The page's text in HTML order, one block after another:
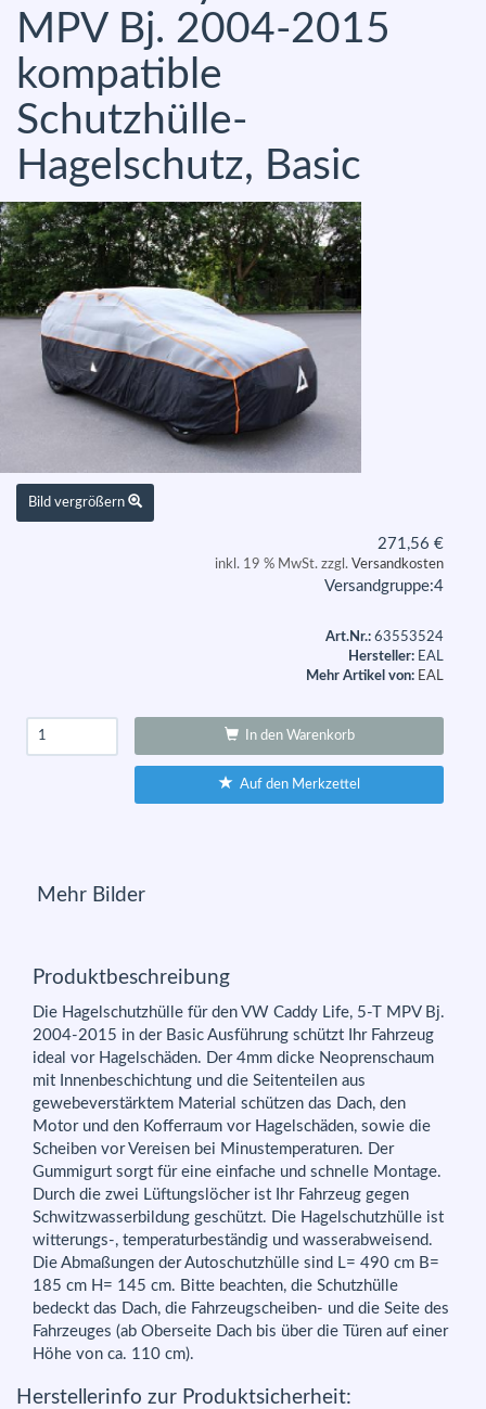
MPV Bj. 2004-2015
kompatible
Schutzhülle-
Hagelschutz, Basic
Bild vergrößern
271,56 €
inkl. 19 % MwSt. zzgl. Versandkosten
Versandgruppe:4
Art.Nr.: 63553524
Hersteller: EAL
Mehr Artikel von: EAL
In den Warenkorb
Auf den Merkzettel
Mehr Bilder
Produktbeschreibung
Die Hagelschutzhülle für den VW Caddy Life, 5-T MPV Bj.
2004-2015 in der Basic Ausführung schützt Ihr Fahrzeug
ideal vor Hagelschäden. Der 4mm dicke Neoprenschaum
mit Innenbeschichtung und die Seitenteilen aus
gewebeverstärktem Material schützen das Dach, den
Motor und den Kofferraum vor Hagelschäden, sowie die
Scheiben vor Vereisen bei Minustemperaturen. Der
Gummigurt sorgt für eine einfache und schnelle Montage.
Durch die zwei Lüftungslöcher ist Ihr Fahrzeug gegen
Schwitzwasserbildung geschützt. Die Hagelschutzhülle ist
witterungs-, temperaturbeständig und wasserabweisend.
Die Abmaßungen der Autoschutzhülle sind L= 490 cm B=
185 cm H= 145 cm. Bitte beachten, die Schutzhülle
bedeckt das Dach, die Fahrzeugscheiben- und die Seite des
Fahrzeuges (ab Oberseite Dach bis über die Türen auf einer
Höhe von ca. 110 cm).
Herstellerinfo zur Produktsicherheit: